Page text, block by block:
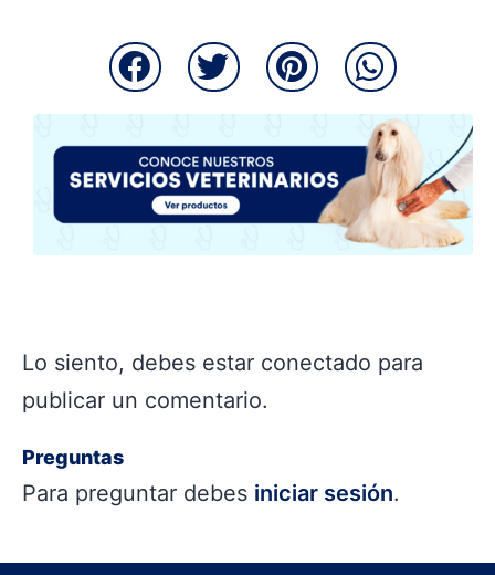
Lo siento, debes estar conectado para
publicar un comentario.
Preguntas
Para preguntar debes iniciar sesión.